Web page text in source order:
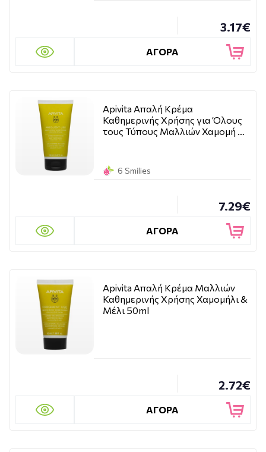
3.17€
ΑΓΟΡΑ
Apivita Απαλή Κρέμα
Καθημερινής Χρήσης για Όλους
τους Τύπους Μαλλιών Χαμομή …
6 Smilies
7.29€
ΑΓΟΡΑ
Apivita Απαλή Κρέμα Μαλλιών
Καθημερινής Χρήσης Χαμομήλι &
Μέλι 50ml
2.72€
ΑΓΟΡΑ